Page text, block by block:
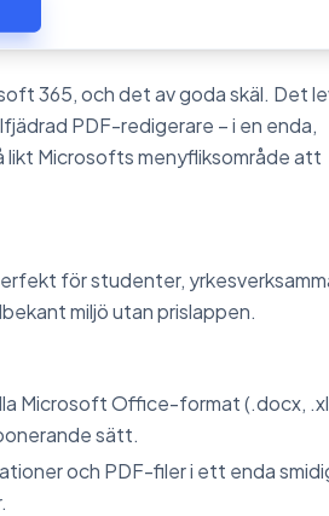
365, och det av goda skäl. Det
PDF-redigerare – i en enda,
likt Microsofts menyfliksområde att
för studenter,
miljö utan prislappen.
Microsoft Office-format (.docx,
sätt.
och PDF-filer i ett enda